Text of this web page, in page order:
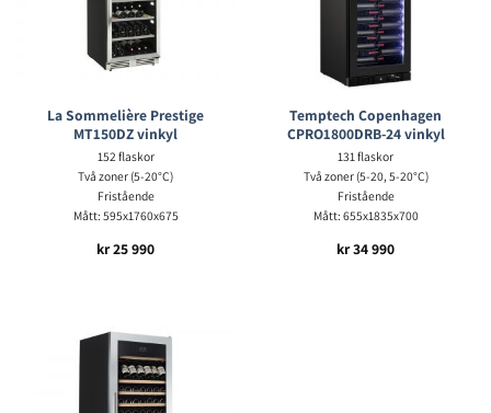
La Sommelière Prestige
MT150DZ vinkyl
152 flaskor
Två zoner (5-20°C)
Fristående
Mått: 595x1760x675
kr25 990
Temptech Copenhagen
CPRO1800DRB-24 vinkyl
131 flaskor
Två zoner (5-20, 5-20°C)
Fristående
Mått: 655x1835x700
kr34 990